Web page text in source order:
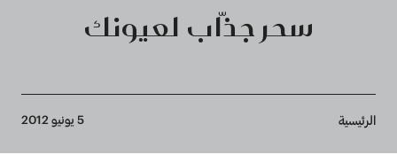
سحر جذّاب لعيونك
Breadcrumb
الرئيسية 5 يونيو 2012